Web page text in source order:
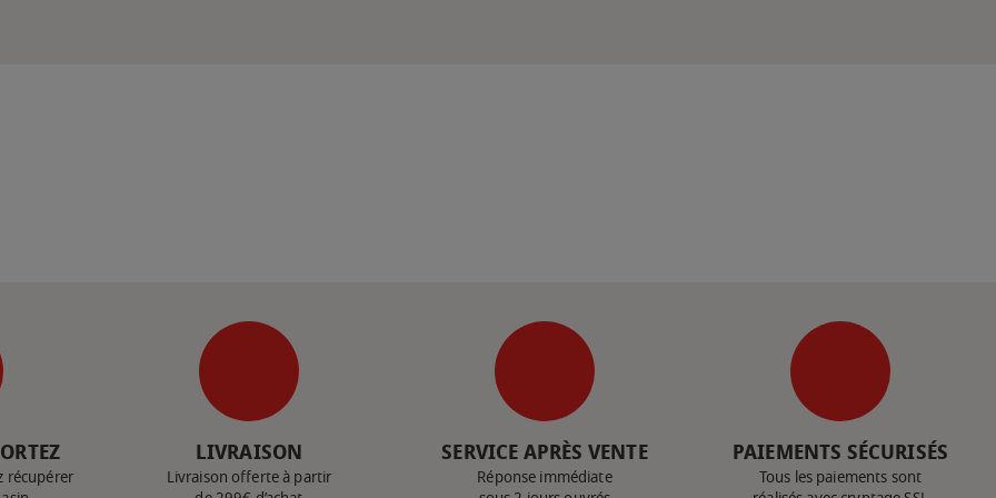
récupérer
LIVRAISON
Livraison offerte à partir
SERVICE APRÈS VENTE
Réponse immédiate
PAIEMENTS SÉCURISÉS
Tous les paiements sont